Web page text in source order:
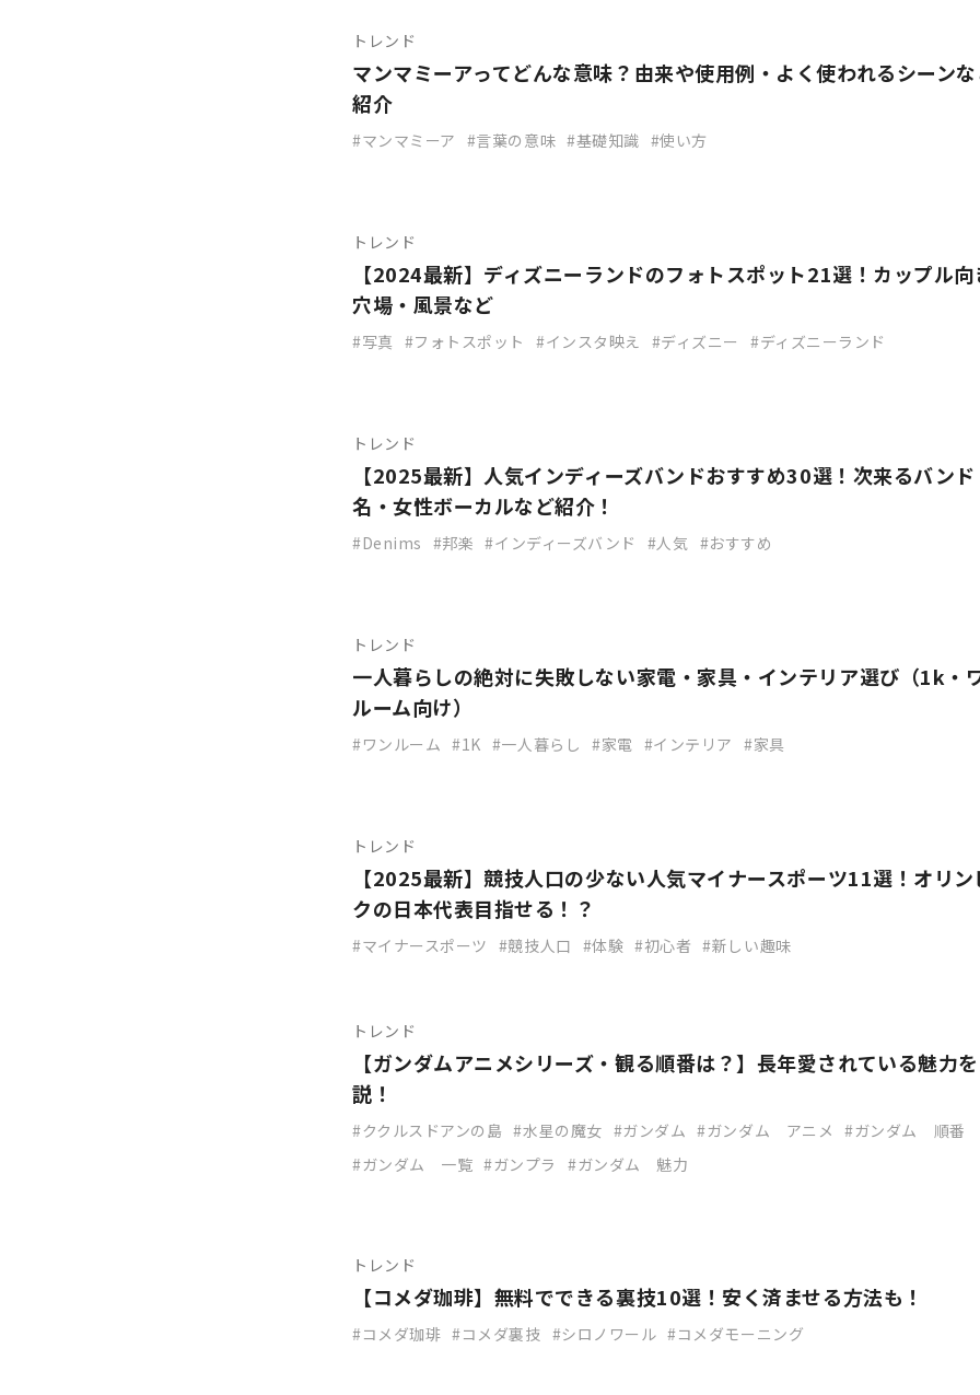
トレンド
マンマミーアってどんな意味？由来や使用例・よく使われるシーン
紹介
マンマミーア 言葉の意味 基礎知識 使い方
トレンド
【2024最新】ディズニーランドのフォトスポット21選！カップル
穴場・風景など
写真 フォトスポット インスタ映え ディズニー ディズニーランド
トレンド
【2025最新】人気インディーズバンドおすすめ30選！次来るバン
名・女性ボーカルなど紹介！
Denims 邦楽 インディーズバンド 人気 おすすめ
トレンド
一人暮らしの絶対に失敗しない家電・家具・インテリア選び（1k・
ルーム向け）
ワンルーム 1K 一人暮らし 家電 インテリア 家具
トレンド
【2025最新】競技人口の少ない人気マイナースポーツ11選！オリ
クの日本代表目指せる！？
マイナースポーツ 競技人口 体験 初心者 新しい趣味
トレンド
【ガンダムアニメシリーズ・観る順番は？】長年愛されている魅力
説！
ククルスドアンの島 水星の魔女 ガンダム ガンダム アニメ
ガンダム 順番
ガンダム 一覧
ガンプラ ガンダム 魅力
トレンド
【コメダ珈琲】無料でできる裏技10選！安く済ませる方法も！
コメダ珈琲 コメダ裏技 シロノワール コメダモーニング